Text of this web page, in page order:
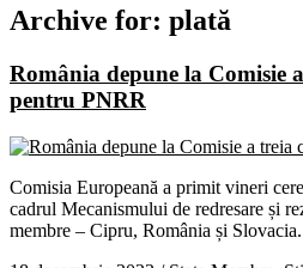
Archive for: plată
România depune la Comisie
pentru PNRR
Comisia Europeană a primit vineri
cadrul Mecanismului de redresare și
membre – Cipru, România și